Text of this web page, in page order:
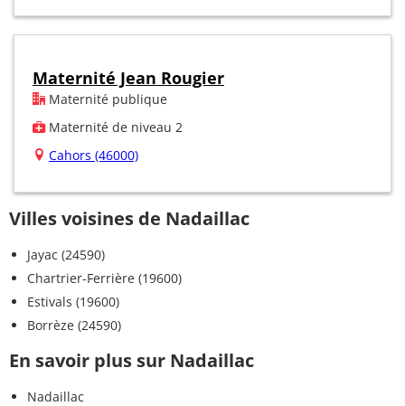
Maternité Jean Rougier
Maternité publique
Maternité de niveau 2
Cahors (46000)
Villes voisines de Nadaillac
Jayac (24590)
Chartrier-Ferrière (19600)
Estivals (19600)
Borrèze (24590)
En savoir plus sur Nadaillac
Nadaillac